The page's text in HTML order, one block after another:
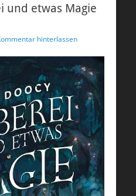
und etwas Magie
hinterlassen